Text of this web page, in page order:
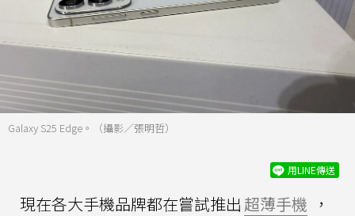
Galaxy S25 Edge。（攝影／張明哲）
用LINE傳送
現在各大手機品牌都在嘗試推出 超薄手機 ，